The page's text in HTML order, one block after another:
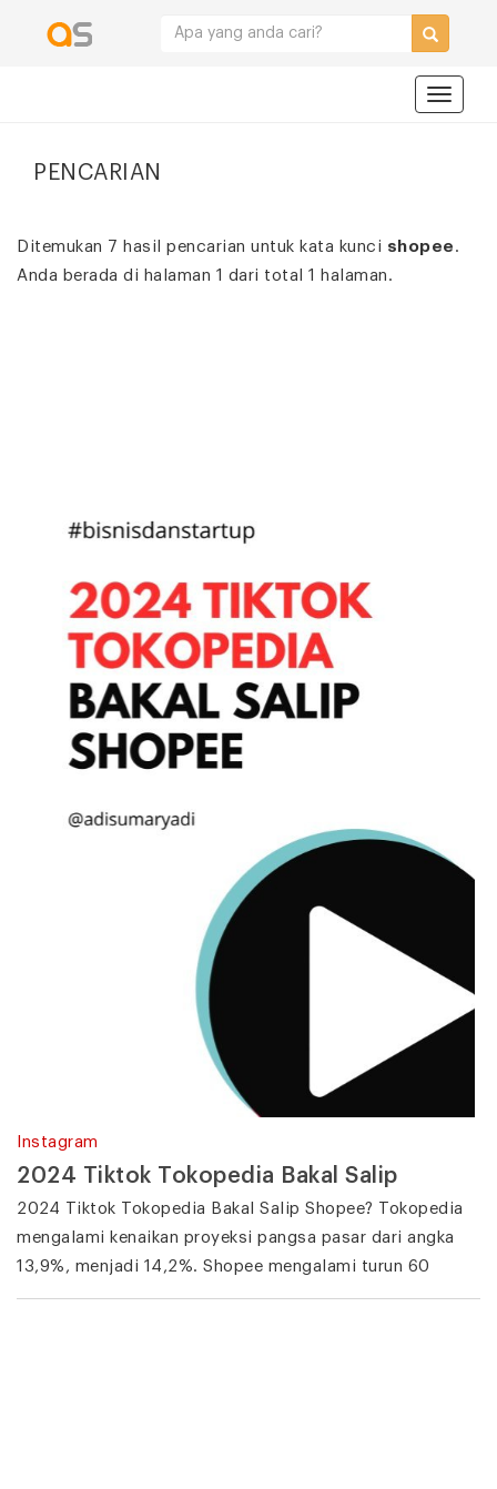
PENCARIAN
Ditemukan 7 hasil pencarian untuk kata kunci shopee .
Anda berada di halaman 1 dari total 1 halaman.
Instagram
2024 Tiktok Tokopedia Bakal Salip
2024 Tiktok Tokopedia Bakal Salip Shopee? Tokopedia
mengalami kenaikan proyeksi pangsa pasar dari angka
13,9%, menjadi 14,2%. Shopee mengalami turun 60